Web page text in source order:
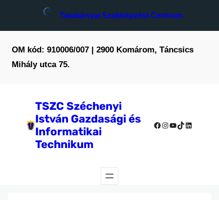
Tatabányai Szakképzési Centrum
OM kód: 910006/007 | 2900 Komárom, Táncsics
Mihály utca 75.
TSZC Széchenyi
István Gazdasági és
Informatikai
Technikum
Facebook
Instagram
YouTube
TikTok
LinkedIn